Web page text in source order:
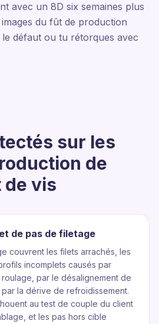
avec un 8D six semaines plus
du fût de production
défaut ou tu rétorques avec
sur les
de
vis
de pas de filetage
couvrent les filets arrachés, les
incomplets causés par
par le désalignement de
la dérive de refroidissement.
au test de couple du client
et les pas hors cible